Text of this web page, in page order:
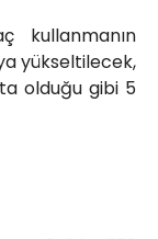
kullanmanın
yükseltilecek,
olduğu gibi 5